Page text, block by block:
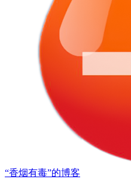
“香烟有毒”的博客